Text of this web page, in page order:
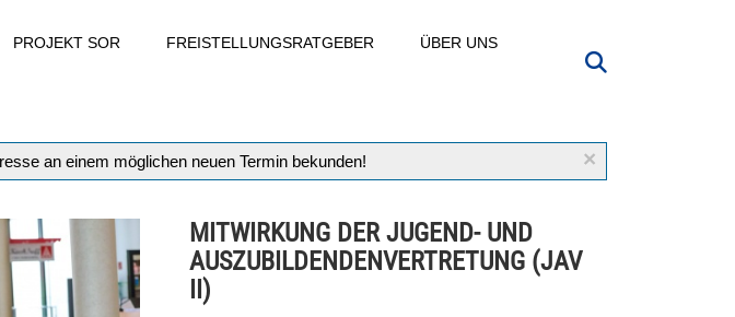
PROJEKT SOR FREISTELLUNGSRATGEBER ÜBER UNS
×
an einem möglichen neuen Termin bekunden!
MITWIRKUNG DER JUGEND- UND
AUSZUBILDENDENVERTRETUNG (JAV
II)